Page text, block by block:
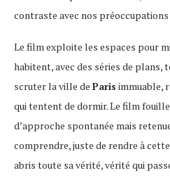
contraste avec nos
Le film exploite les espaces pour
habitent, avec des séries de plans,
scruter la ville de Paris immuable,
qui tentent de dormir. Le film
d’approche spontanée mais
comprendre, juste de rendre à
abris toute sa vérité, vérité qui